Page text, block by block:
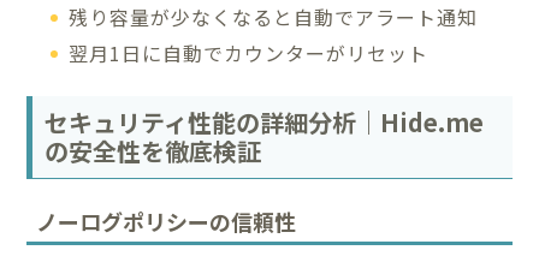
残り容量が少なくなると自動でアラート通知
翌月1日に自動でカウンターがリセット
セキュリティ性能の詳細分析｜Hide.me
の安全性を徹底検証
ノーログポリシーの信頼性